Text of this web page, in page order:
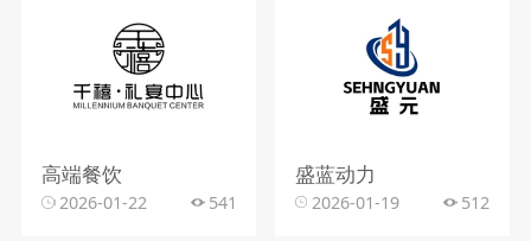
高端餐饮
2026-01-22 541
盛蓝动力
2026-01-19 512